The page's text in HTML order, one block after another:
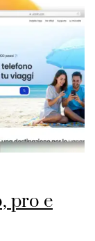
pro e